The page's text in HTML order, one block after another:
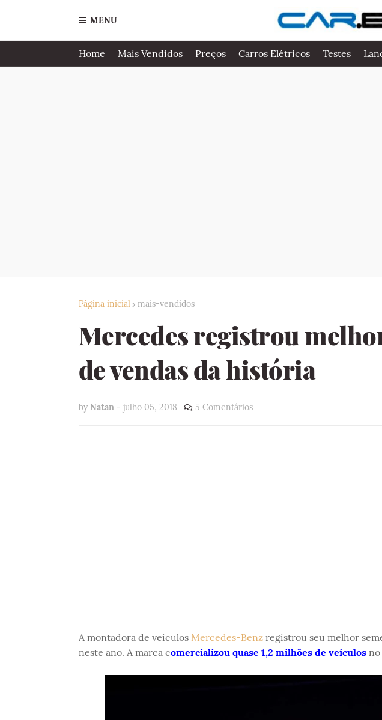
MENU
Home Mais Vendidos Preços Carros Elétricos Testes
Página inicial mais-vendidos
Mercedes registrou
de vendas da história
by Natan - julho 05, 2018 5 Comentários
A montadora de veículos Mercedes-Benz registrou seu melhor
neste ano. A marca comercializou quase 1,2 milhões de veículos